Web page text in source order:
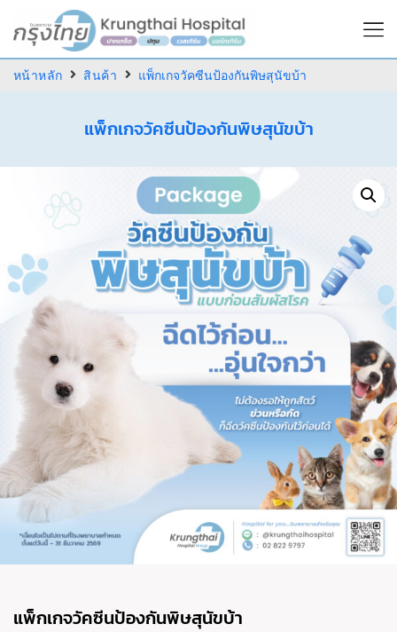
หน้าหลัก สินค้า แพ็กเกจวัคซีนป้องกันพิษสุนัขบ้า
แพ็กเกจวัคซีนป้องกันพิษสุนัขบ้า
แพ็กเกจวัคซีนป้องกันพิษสุนัขบ้า